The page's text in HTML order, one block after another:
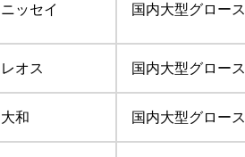
ニッセイ 国内大型グロース
レオス 国内大型グロース
大和 国内大型グロース